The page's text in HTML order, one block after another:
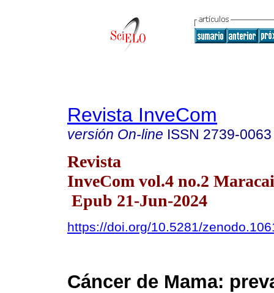
Revista InveCom
versión On-line ISSN 2739-0063
Revista
InveCom vol.4 no.2
Epub 21-Jun-2024
https://doi.org/10.5281/
Cáncer de Mama: